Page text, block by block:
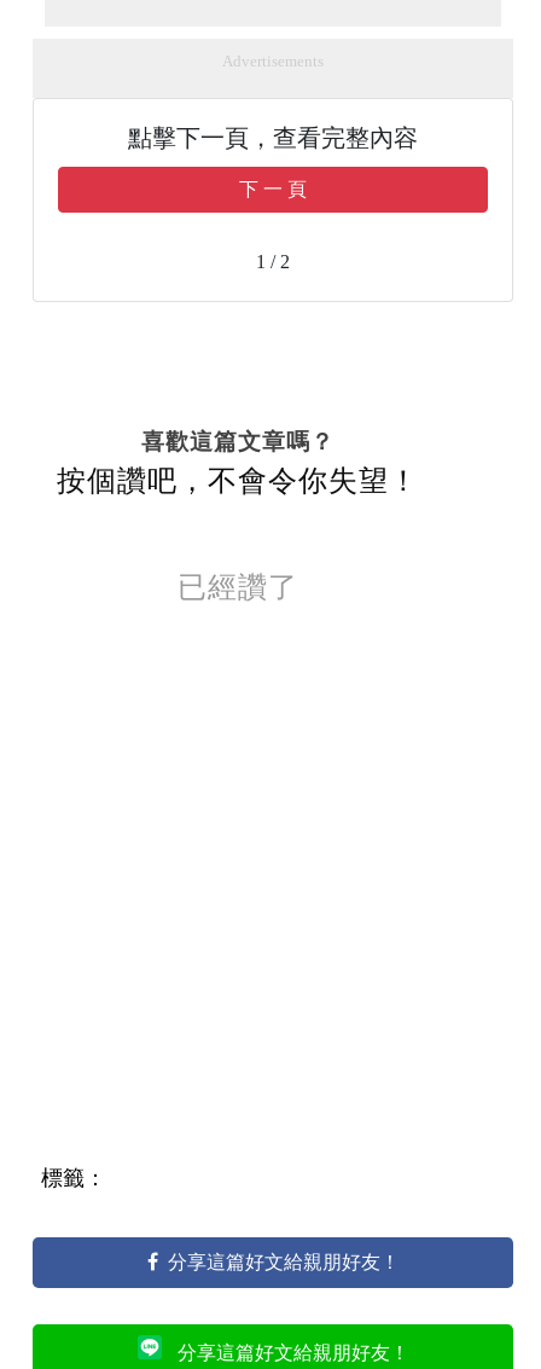
Advertisements
點擊下一頁，查看完整內容
下 一 頁
1 / 2
喜歡這篇文章嗎？
按個讚吧，不會令你失望！
已經讚了
標籤：
分享這篇好文給親朋好友！
分享這篇好文給親朋好友！